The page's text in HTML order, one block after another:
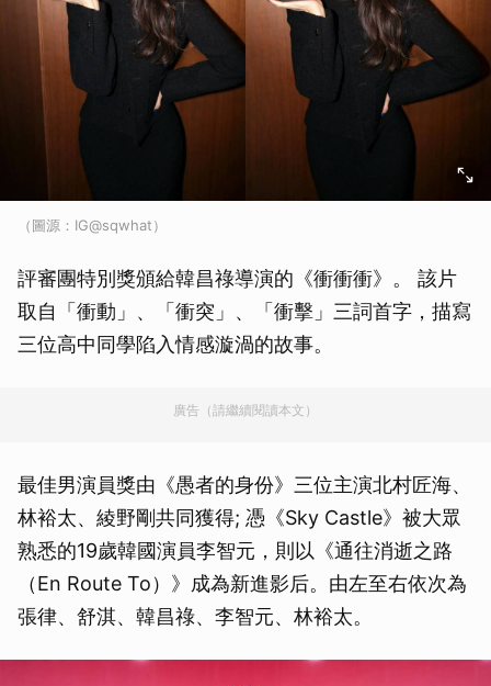
（圖源：IG@sqwhat）
評審團特別獎頒給韓昌祿導演的《衝衝衝》。 該片
取自「衝動」、「衝突」、「衝擊」三詞首字，描寫
三位高中同學陷入情感漩渦的故事。
廣告（請繼續閱讀本文）
最佳男演員獎由《愚者的身份》三位主演北村匠海、
林裕太、綾野剛共同獲得; 憑《Sky Castle》被大眾
熟悉的19歲韓國演員李智元，則以《通往消逝之路
（En Route To）》成為新進影后。由左至右依次為
張律、舒淇、韓昌祿、李智元、林裕太。